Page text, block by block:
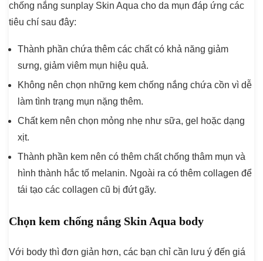
chống nắng sunplay Skin Aqua cho da mụn đáp ứng các
tiêu chí sau đây:
Thành phần chứa thêm các chất có khả năng giảm
sưng, giảm viêm mụn hiệu quả.
Không nên chọn những kem chống nắng chứa cồn vì dễ
làm tình trạng mụn nặng thêm.
Chất kem nên chọn mỏng nhẹ như sữa, gel hoặc dạng
xịt.
Thành phần kem nên có thêm chất chống thâm mụn và
hình thành hắc tố melanin. Ngoài ra có thêm collagen để
tái tạo các collagen cũ bị đứt gãy.
Chọn kem chống nắng Skin Aqua body
Với body thì đơn giản hơn, các bạn chỉ cần lưu ý đến giá